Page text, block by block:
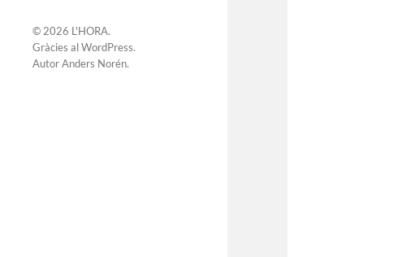
© 2026 L'HORA.
Gràcies alWordPress.
AutorAnders Norén.